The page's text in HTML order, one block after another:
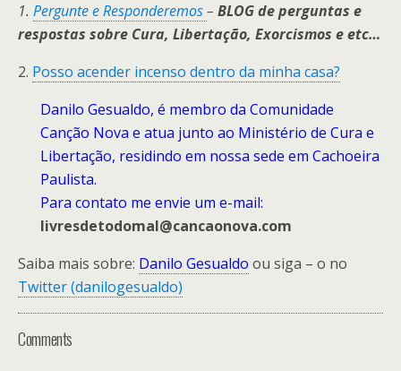
1. Pergunte e Responderemos– BLOGde perguntas e
respostas sobre Cura, Libertação, Exorcismos e etc…
2. Posso acender incenso dentro da minha casa?
Danilo Gesualdo, é membro da Comunidade
Canção Nova e atua junto ao Ministério de Cura e
Libertação, residindo em nossa sede em Cachoeira
Paulista.
Para contato me envie um e-mail:
livresdetodomal@cancaonova.com
Saiba mais sobre: Danilo Gesualdo ou siga – o no
Twitter (danilogesualdo)
Comments